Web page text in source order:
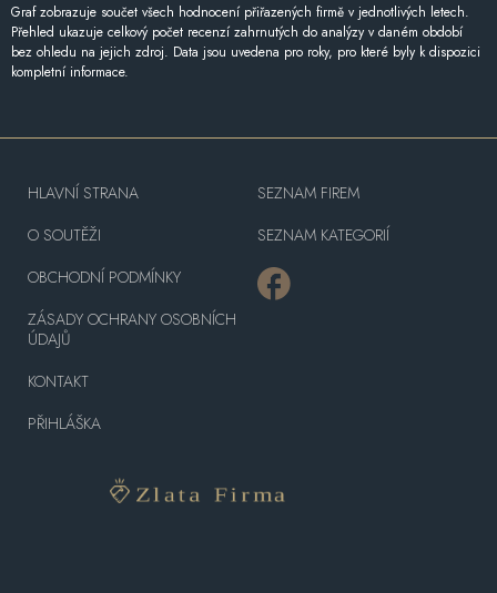
Graf zobrazuje součet všech hodnocení přiřazených firmě v jednotlivých letech.
Přehled ukazuje celkový počet recenzí zahrnutých do analýzy v daném období
bez ohledu na jejich zdroj. Data jsou uvedena pro roky, pro které byly k dispozici
kompletní informace.
HLAVNÍ STRANA
O SOUTĚŽI
OBCHODNÍ PODMÍNKY
ZÁSADY OCHRANY OSOBNÍCH
ÚDAJŮ
KONTAKT
PŘIHLÁŠKA
SEZNAM FIREM
SEZNAM KATEGORIÍ